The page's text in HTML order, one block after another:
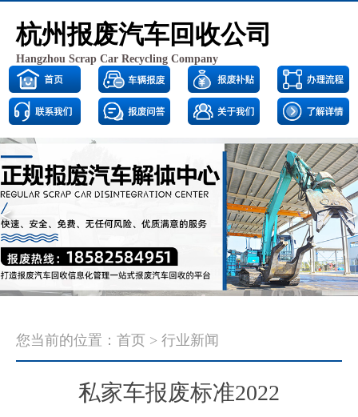
杭州报废汽车回收公司
Hangzhou Scrap Car Recycling Company
< >
您当前的位置： 首页 > 行业新闻
私家车报废标准2022